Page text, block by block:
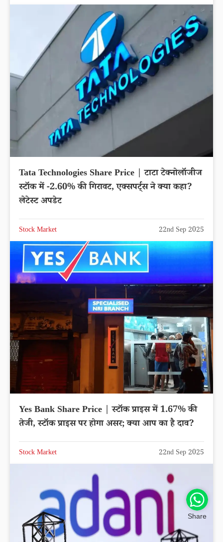
Tata Technologies Share Price | टाटा टेक्नोलॉजीज
स्टॉक में -2.60% की गिरावट, एक्सपर्ट्स ने क्या कहा?
लेटेस्ट अपडेट
Stock Market 22nd Sep 2025
Yes Bank Share Price | स्टॉक प्राइस में 1.67% की
तेजी, स्टॉक प्राइस पर होगा असर; क्या आप का है दाव?
Stock Market 22nd Sep 2025
Share